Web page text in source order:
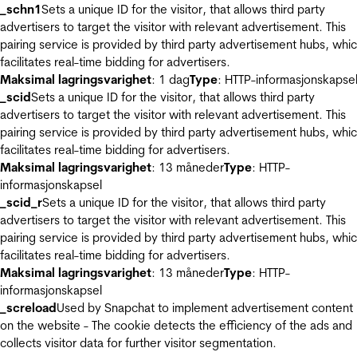
_schn1Sets a unique ID for the visitor, that allows third party
advertisers to target the visitor with relevant advertisement. This
pairing service is provided by third party advertisement hubs,
facilitates real-time bidding for advertisers.
Maksimal lagringsvarighet: 1 dagType: HTTP-informasjonskapsel
_scidSets a unique ID for the visitor, that allows third party
advertisers to target the visitor with relevant advertisement. This
pairing service is provided by third party advertisement hubs,
facilitates real-time bidding for advertisers.
Maksimal lagringsvarighet: 13 månederType: HTTP-
informasjonskapsel
_scid_rSets a unique ID for the visitor, that allows third party
advertisers to target the visitor with relevant advertisement. This
pairing service is provided by third party advertisement hubs,
facilitates real-time bidding for advertisers.
Maksimal lagringsvarighet: 13 månederType: HTTP-
informasjonskapsel
_screloadUsed by Snapchat to implement advertisement content
on the website - The cookie detects the efficiency of the ads and
collects visitor data for further visitor segmentation.